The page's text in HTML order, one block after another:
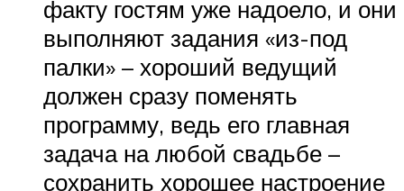
факту гостям уже надоело, и они
выполняют задания «из-под
палки» – хороший ведущий
должен сразу поменять
программу, ведь его главная
задача на любой свадьбе –
сохранить хорошее настроение